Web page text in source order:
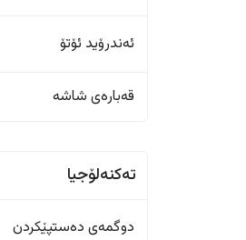
ئەندرۆید ئۆتۆ
قەبارەی شاشە
تەکنەلۆجیا
دوگمەی دەستپێکردن